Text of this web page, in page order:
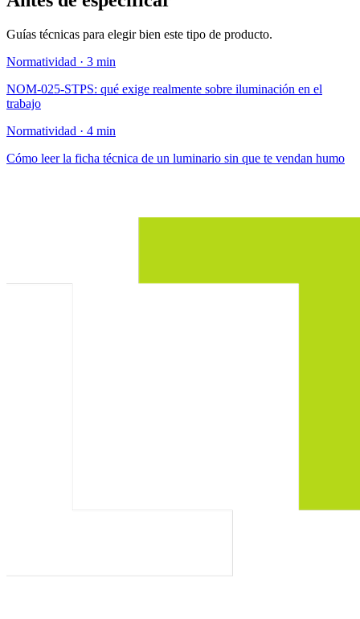
Guías técnicas para elegir bien este tipo de producto.
Normatividad · 3 min
NOM-025-STPS: qué exige realmente sobre iluminación en el
trabajo
Normatividad · 4 min
Cómo leer la ficha técnica de un luminario sin que te vendan humo